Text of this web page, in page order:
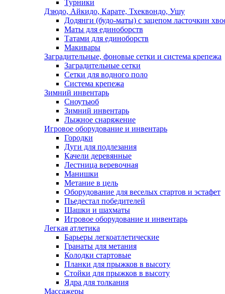
Турники
Дзюдо, Айкидо, Карате, Тхеквондо, Ушу
Додянги (будо-маты) с зацепом ласточкин
Маты для единоборств
Татами для единоборств
Макивары
Заградительные, фоновые сетки и система крепежа
Заградительные сетки
Сетки для водного поло
Система крепежа
Зимний инвентарь
Сноутьюб
Зимний инвентарь
Лыжное снаряжение
Игровое оборудование и инвентарь
Городки
Дуги для подлезания
Качели деревянные
Лестница веревочная
Манишки
Метание в цель
Оборудование для веселых стартов и эстафет
Пьедестал победителей
Шашки и шахматы
Игровое оборудование и инвентарь
Легкая атлетика
Барьеры легкоатлетические
Гранаты для метания
Колодки стартовые
Планки для прыжков в высоту
Стойки для прыжков в высоту
Ядра для толкания
Массажеры